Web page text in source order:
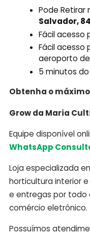
Pode Retirar
Salvador,
Fácil acesso
Fácil acesso
aeroporto
5 minutos do
Obtenha o
Grow da Maria
Equipe disponível
WhatsApp
Loja especializada
horticultura interior
e entregas por todo
comércio eletrônico.
Possuímos